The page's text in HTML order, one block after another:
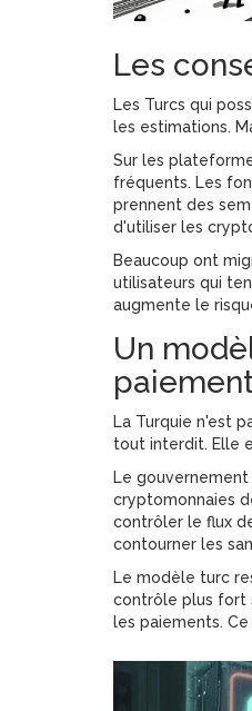
Les
Les Turcs qui
les estimations.
Sur les
fréquents. Les
prennent des
d'utiliser les
Beaucoup ont
utilisateurs qui
augmente le
Un
La Turquie n'est
tout interdit. Elle
Le
cryptomonnaies
contrôler le flux
contourner les
Le modèle turc
contrôle plus fort
les paiements.